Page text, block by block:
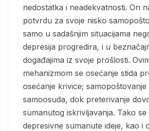
nedostatka i neadekvatnosti. On
potvrdu za svoje nisko
samo u sadašnjim situacijama
depresija progredira, i u
događajima iz svoje prošlosti.
mehanizmom se osećanje stida
osećanje krivice; samopoštovanje
samoosuda, dok preterivanje
sumanutog iskrivljavanja. Tako se
depresivne sumanute ideje, kao i